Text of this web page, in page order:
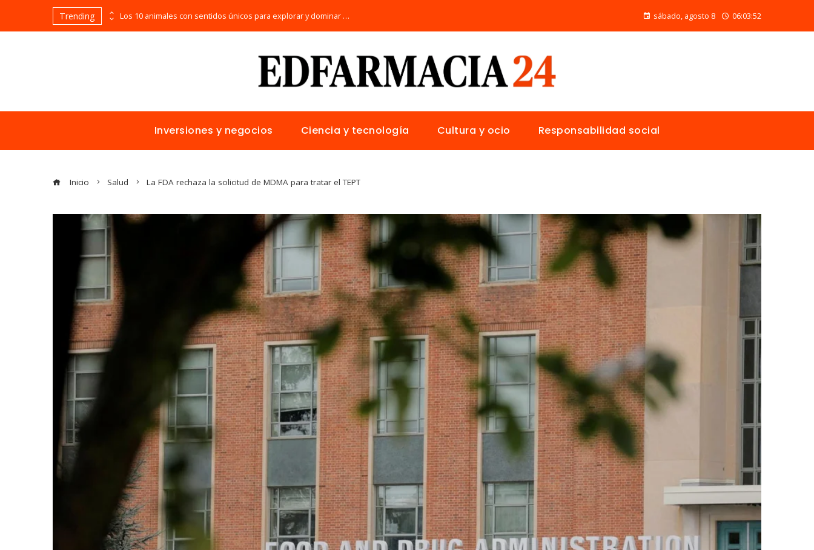
Trending La naranja mecánica y la representación de la violencia en el cine distópico Los 10 animales con sentidos únicos para explorar y dominar su hábitat natural sábado, agosto 8 06:03:53
Inversiones y negocios Ciencia y tecnología Cultura y ocio Responsabilidad social
Inicio Salud La FDA rechaza la solicitud de MDMA para tratar el TEPT